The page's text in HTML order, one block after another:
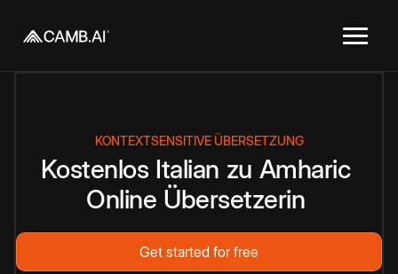
KONTEXTSENSITIVE ÜBERSETZUNG
Kostenlos Italian zu Amharic
Online Übersetzerin
Get started for free